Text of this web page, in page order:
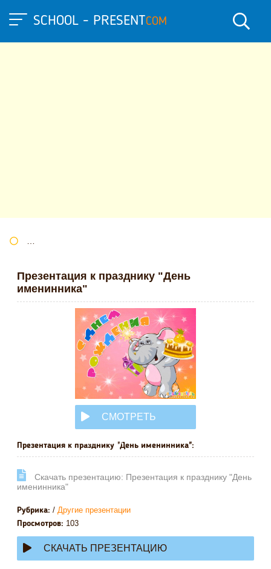
SCHOOL - PRESENTCOM
Презентация к празднику "День
именинника"
СМОТРЕТЬ
ОНЛАЙН
Презентация к празднику "День именинника":
Cкачать презентацию: Презентация к празднику "День
именинника"
Рубрика: / Другие презентации
Просмотров: 103
СКАЧАТЬ ПРЕЗЕНТАЦИЮ